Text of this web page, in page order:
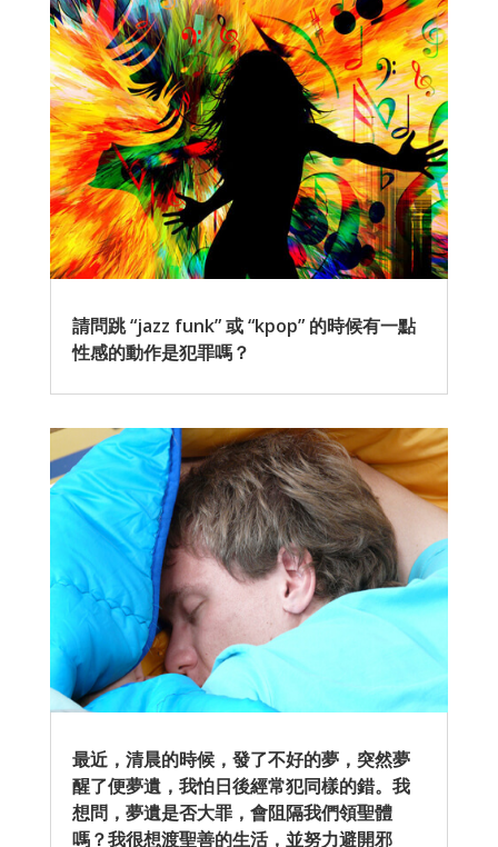
請問跳 “jazz funk” 或 “kpop” 的時候有一點
性感的動作是犯罪嗎？
最近，清晨的時候，發了不好的夢，突然夢
醒了便夢遺，我怕日後經常犯同樣的錯。我
想問，夢遺是否大罪，會阻隔我們領聖體
嗎？我很想渡聖善的生活，並努力避開邪